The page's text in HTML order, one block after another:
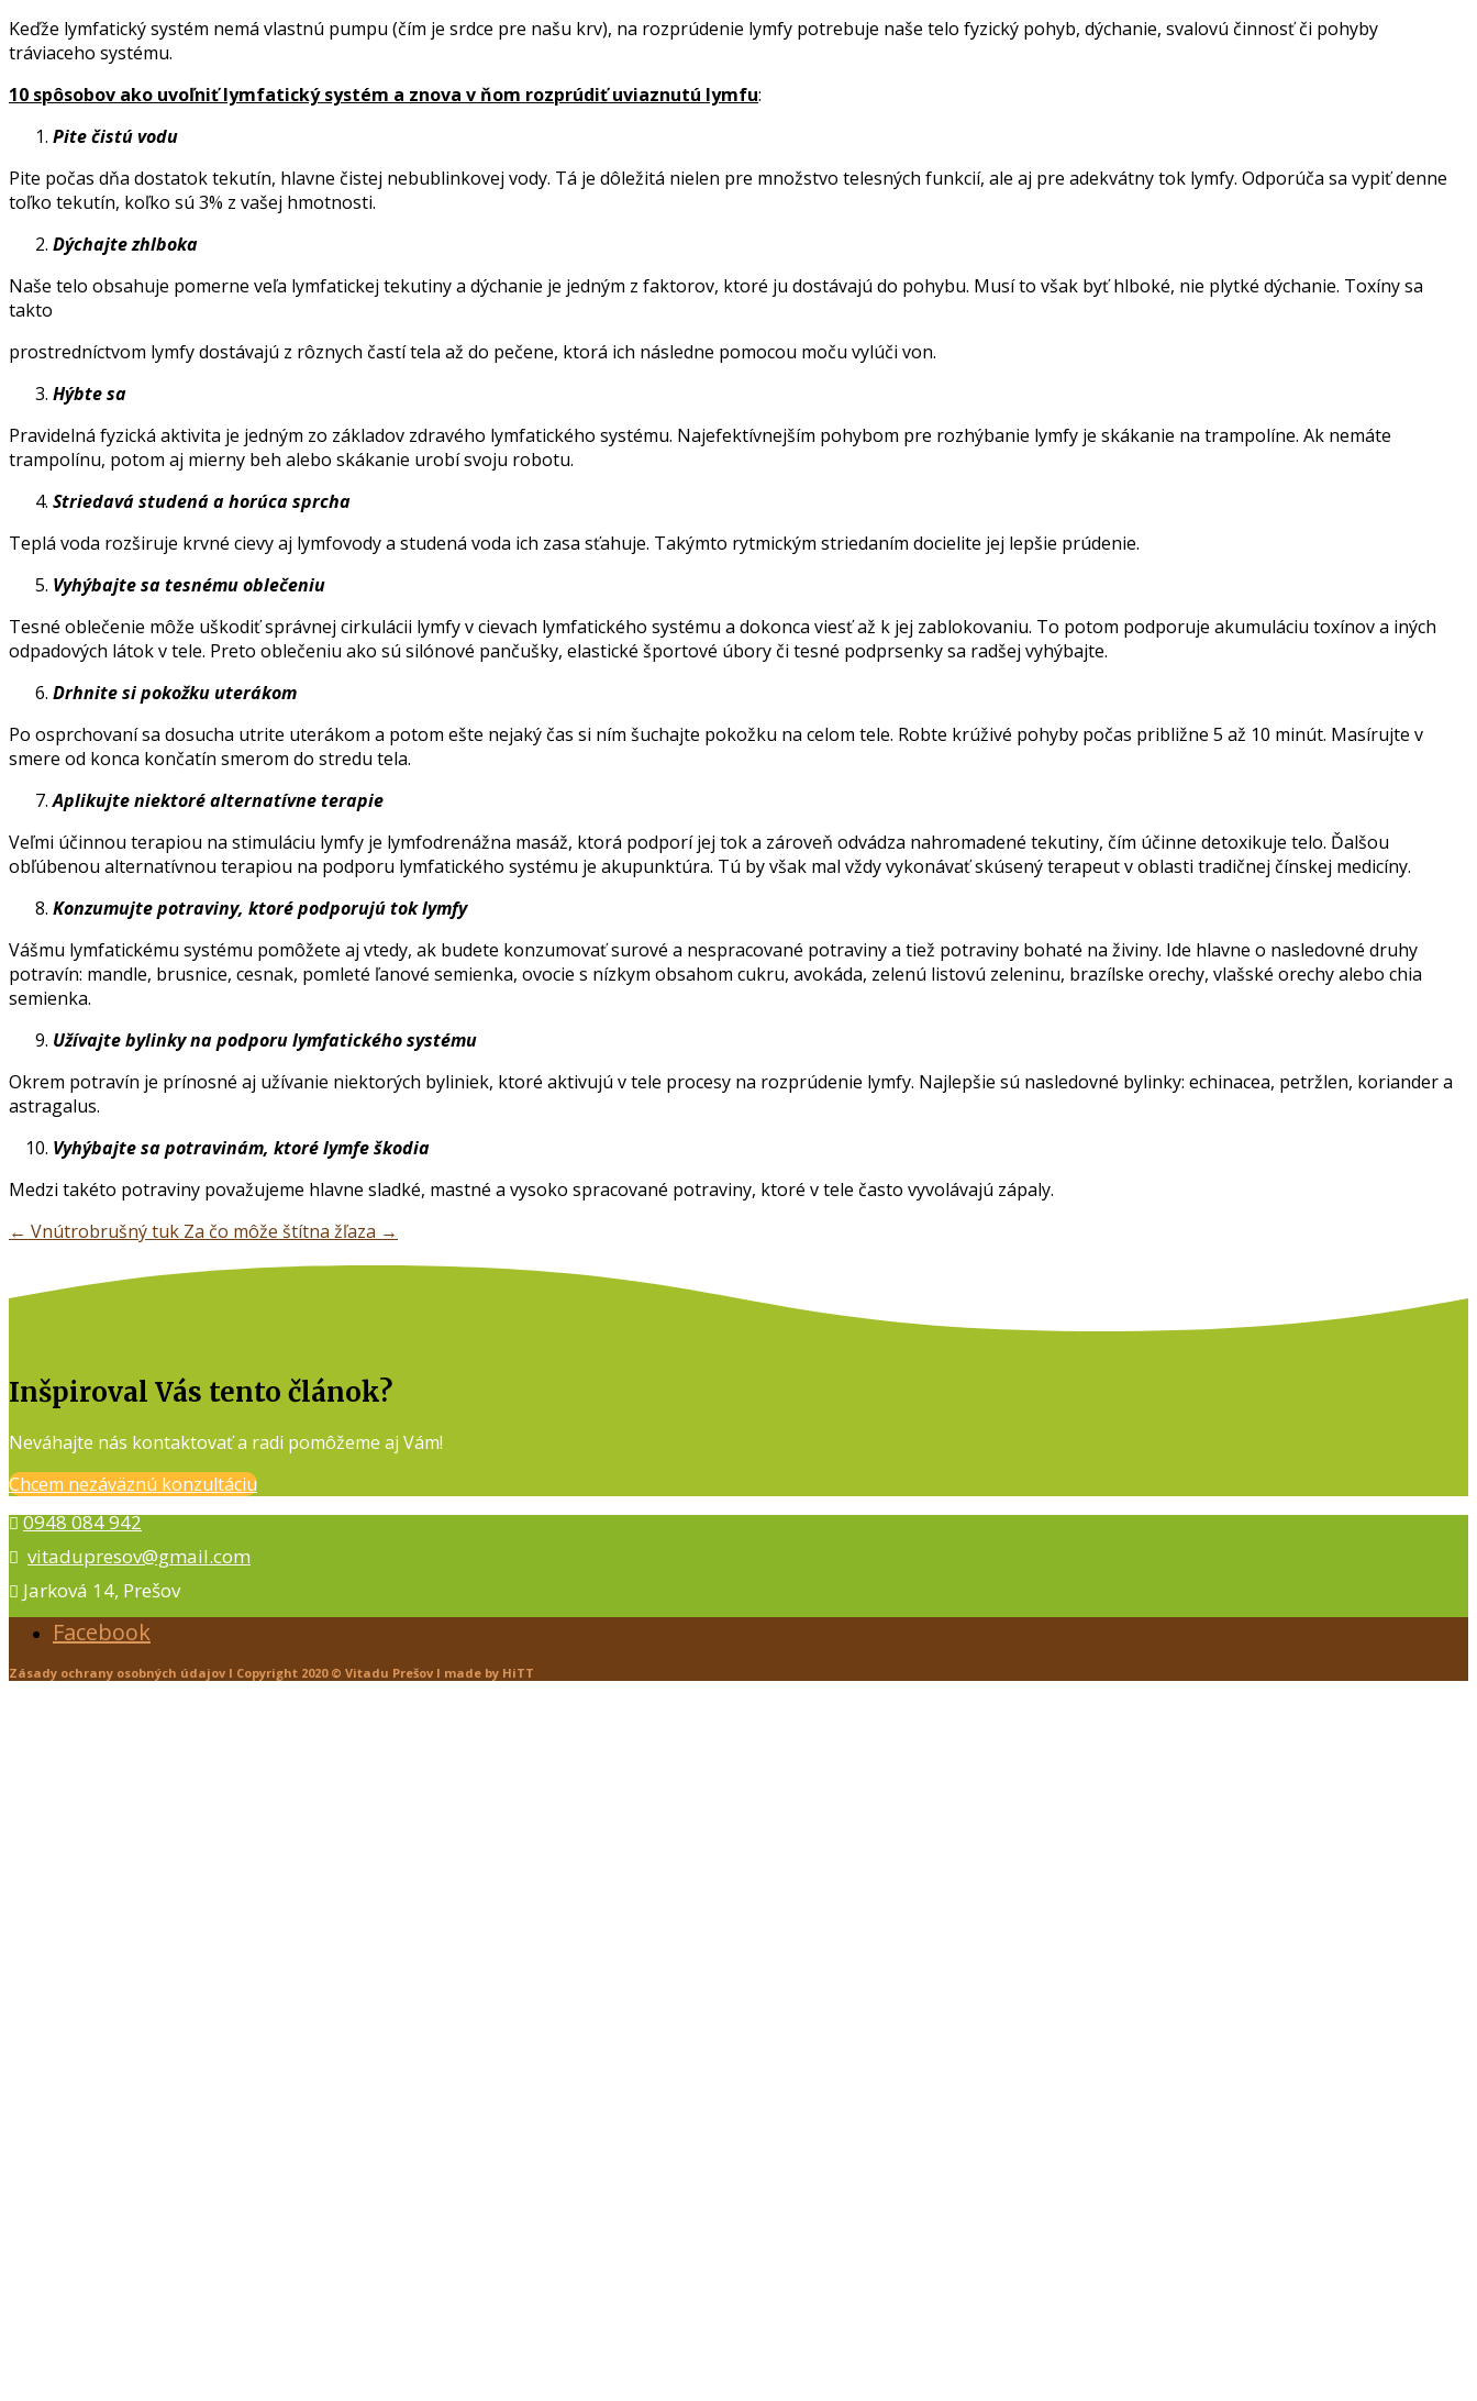
Keďže lymfatický systém nemá vlastnú pumpu (čím je srdce pre našu krv), na rozprúdenie lymfy potrebuje naše telo fyzický pohyb, dýchanie, svalovú činnosť či pohyby
tráviaceho systému.
10 spôsobov ako uvoľniť lymfatický systém a znova v ňom rozprúdiť uviaznutú lymfu:
Pite čistú vodu
Pite počas dňa dostatok tekutín, hlavne čistej nebublinkovej vody. Tá je dôležitá nielen pre množstvo telesných funkcií, ale aj pre adekvátny tok lymfy. Odporúča sa vypiť denne
toľko tekutín, koľko sú 3% z vašej hmotnosti.
Dýchajte zhlboka
Naše telo obsahuje pomerne veľa lymfatickej tekutiny a dýchanie je jedným z faktorov, ktoré ju dostávajú do pohybu. Musí to však byť hlboké, nie plytké dýchanie. Toxíny sa
takto
prostredníctvom lymfy dostávajú z rôznych častí tela až do pečene, ktorá ich následne pomocou moču vylúči von.
Hýbte sa
Pravidelná fyzická aktivita je jedným zo základov zdravého lymfatického systému. Najefektívnejším pohybom pre rozhýbanie lymfy je skákanie na trampolíne. Ak nemáte
trampolínu, potom aj mierny beh alebo skákanie urobí svoju robotu.
Striedavá studená a horúca sprcha
Teplá voda rozširuje krvné cievy aj lymfovody a studená voda ich zasa sťahuje. Takýmto rytmickým striedaním docielite jej lepšie prúdenie.
Vyhýbajte sa tesnému oblečeniu
Tesné oblečenie môže uškodiť správnej cirkulácii lymfy v cievach lymfatického systému a dokonca viesť až k jej zablokovaniu. To potom podporuje akumuláciu toxínov a iných
odpadových látok v tele. Preto oblečeniu ako sú silónové pančušky, elastické športové úbory či tesné podprsenky sa radšej vyhýbajte.
Drhnite si pokožku uterákom
Po osprchovaní sa dosucha utrite uterákom a potom ešte nejaký čas si ním šuchajte pokožku na celom tele. Robte krúživé pohyby počas približne 5 až 10 minút. Masírujte v
smere od konca končatín smerom do stredu tela.
Aplikujte niektoré alternatívne terapie
Veľmi účinnou terapiou na stimuláciu lymfy je lymfodrenážna masáž, ktorá podporí jej tok a zároveň odvádza nahromadené tekutiny, čím účinne detoxikuje telo. Ďalšou
obľúbenou alternatívnou terapiou na podporu lymfatického systému je akupunktúra. Tú by však mal vždy vykonávať skúsený terapeut v oblasti tradičnej čínskej medicíny.
Konzumujte potraviny, ktoré podporujú tok lymfy
Vášmu lymfatickému systému pomôžete aj vtedy, ak budete konzumovať surové a nespracované potraviny a tiež potraviny bohaté na živiny. Ide hlavne o nasledovné druhy
potravín: mandle, brusnice, cesnak, pomleté ľanové semienka, ovocie s nízkym obsahom cukru, avokáda, zelenú listovú zeleninu, brazílske orechy, vlašské orechy alebo chia
semienka.
Užívajte bylinky na podporu lymfatického systému
Okrem potravín je prínosné aj užívanie niektorých byliniek, ktoré aktivujú v tele procesy na rozprúdenie lymfy. Najlepšie sú nasledovné bylinky: echinacea, petržlen, koriander a
astragalus.
Vyhýbajte sa potravinám, ktoré lymfe škodia
Medzi takéto potraviny považujeme hlavne sladké, mastné a vysoko spracované potraviny, ktoré v tele často vyvolávajú zápaly.
← Vnútrobrušný tuk Za čo môže štítna žľaza →
Inšpiroval Vás tento článok?
Neváhajte nás kontaktovať a radi pomôžeme aj Vám!
Chcem nezáväznú konzultáciu
 0948 084 942
 vitadupresov@gmail.com
 Jarková 14, Prešov
Facebook
Zásady ochrany osobných údajov l Copyright 2020 © Vitadu Prešov l made by HiTT